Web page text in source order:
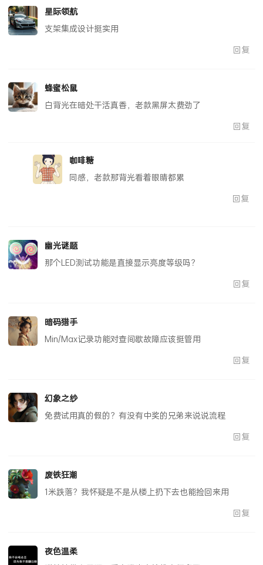
星际领航
支架集成设计挺实用
回复
蜂蜜松鼠
白背光在暗处干活真香，老款黑屏太费劲了
回复
咖啡糖
同感，老款那背光看着眼睛都累
回复
幽光谜题
那个LED测试功能是直接显示亮度等级吗？
回复
暗码猎手
Min/Max记录功能对查间歇故障应该挺管用
回复
幻象之纱
免费试用真的假的？有没有中奖的兄弟来说说流程
回复
废铁狂潮
1米跌落？我怀疑是不是从楼上扔下去也能捡回来用
回复
夜色温柔